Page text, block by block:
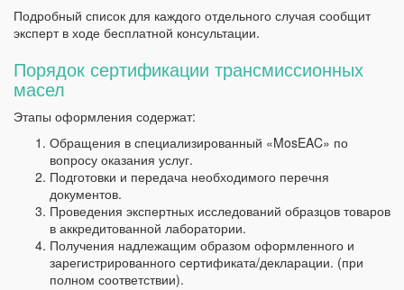
Подробный список для каждого отдельного случая сообщит
эксперт в ходе бесплатной консультации.
Порядок сертификации трансмиссионных
масел
Этапы оформления содержат:
Обращения в специализированный «MosEAC» по
вопросу оказания услуг.
Подготовки и передача необходимого перечня
документов.
Проведения экспертных исследований образцов товаров
в аккредитованной лаборатории.
Получения надлежащим образом оформленного и
зарегистрированного сертификата/декларации. (при
полном соответствии).